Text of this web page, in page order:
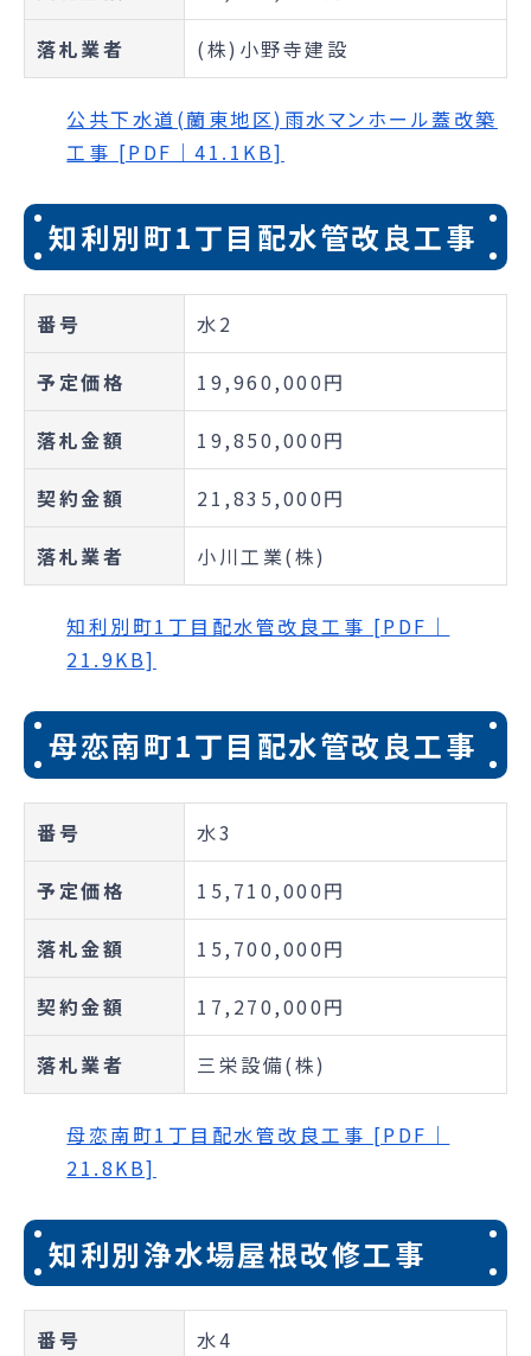
落札業者 (株)小野寺建設
公共下水道(蘭東地区)雨水マンホール蓋改築
工事 [PDF｜41.1KB]
知利別町1丁目配水管改良工事
番号 水2
予定価格 19,960,000円
落札金額 19,850,000円
契約金額 21,835,000円
落札業者 小川工業(株)
知利別町1丁目配水管改良工事 [PDF｜
21.9KB]
母恋南町1丁目配水管改良工事
番号 水3
予定価格 15,710,000円
落札金額 15,700,000円
契約金額 17,270,000円
落札業者 三栄設備(株)
母恋南町1丁目配水管改良工事 [PDF｜
21.8KB]
知利別浄水場屋根改修工事
番号 水4